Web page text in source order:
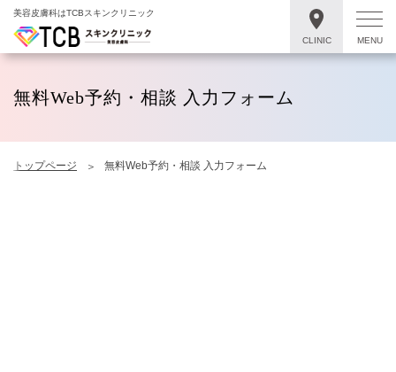
美容皮膚科はTCBスキンクリニック
無料Web予約・相談 入力フォーム
トップページ 無料Web予約・相談 入力フォーム
CLINIC MENU